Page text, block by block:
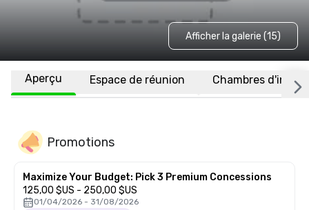
Afficher la galerie (15)
Aperçu Espace de réunion Chambres
Promotions
Maximize Your Budget: Pick 3 Premium Concessions
125,00 $US - 250,00 $US
01/04/2026 - 31/08/2026